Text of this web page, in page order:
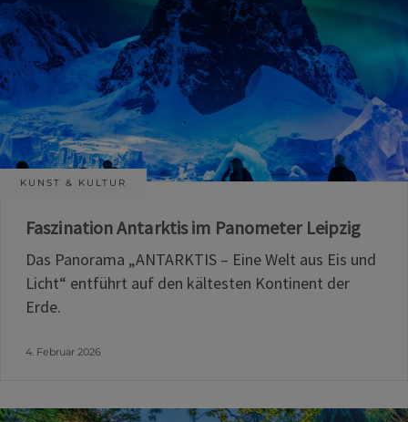
KUNST & KULTUR
Faszination Antarktis im Panometer Leipzig
Das Panorama „ANTARKTIS – Eine Welt aus Eis und
Licht“ entführt auf den kältesten Kontinent der
Erde.
4. Februar 2026